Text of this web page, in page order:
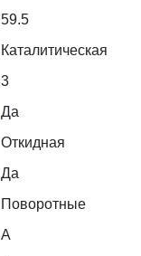
59.5
Каталитическая
3
Да
Откидная
Да
Поворотные
A